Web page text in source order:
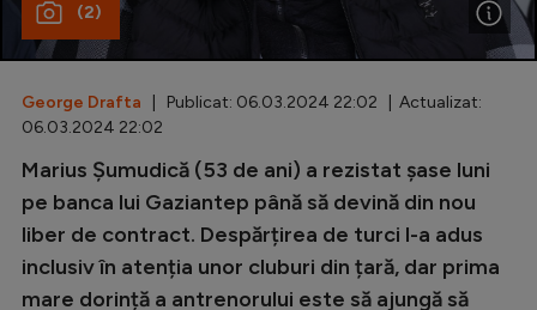
Diverse
Inedit
Champions League
(2)
George Drafta | Publicat: 06.03.2024 22:02 | Actualizat:
06.03.2024 22:02
Marius Șumudică (53 de ani) a rezistat șase luni
pe banca lui Gaziantep până să devină din nou
liber de contract. Despărțirea de turci l-a adus
inclusiv în atenția unor cluburi din țară, dar prima
mare dorință a antrenorului este să ajungă să